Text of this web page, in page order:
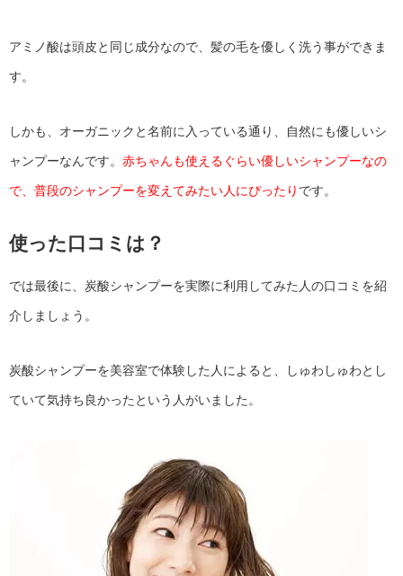
アミノ酸は頭皮と同じ成分なので、髪の毛を優しく洗う事ができま
す。
しかも、オーガニックと名前に入っている通り、自然にも優しいシ
ャンプーなんです。 赤ちゃんも使えるぐらい優しいシャンプーなの
で、普段のシャンプーを変えてみたい人にぴったり です。
使った口コミは？
では最後に、炭酸シャンプーを実際に利用してみた人の口コミを紹
介しましょう。
炭酸シャンプーを美容室で体験した人によると、しゅわしゅわとし
ていて気持ち良かったという人がいました。